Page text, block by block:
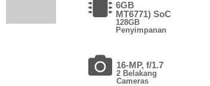
6GB
MT6771) SoC
128GB
Penyimpanan
16-MP, f/1.7
2 Belakang
Cameras